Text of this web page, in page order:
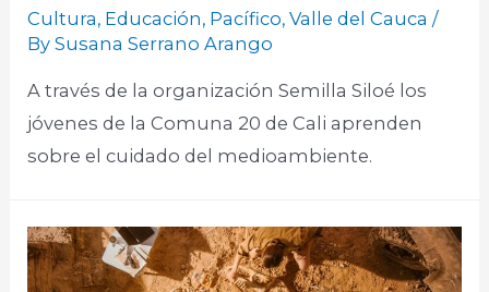
Cultura, Educación, Pacífico,Valle del Cauca /
BySusana Serrano Arango
A través de la organización Semilla Siloé los
jóvenes de la Comuna 20 de Cali aprenden
sobre el cuidado del medioambiente.​